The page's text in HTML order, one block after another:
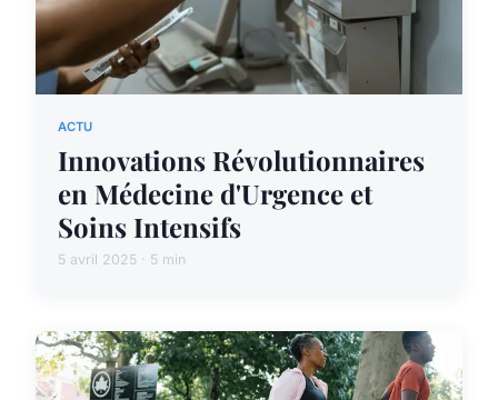
ACTU
Innovations Révolutionnaires
en Médecine d'Urgence et
Soins Intensifs
5 avril 2025 · 5 min